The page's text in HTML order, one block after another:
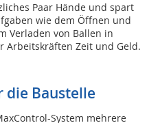
Paar Hände und spart
wie dem Öffnen und
Verladen von Ballen in
Arbeitskräften Zeit und Geld.
die Baustelle
System mehrere